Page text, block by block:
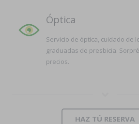
Óptica
Servicio de óptica, cuidado de
graduadas de presbicia.
precios.
HAZ TÚ RESERVA